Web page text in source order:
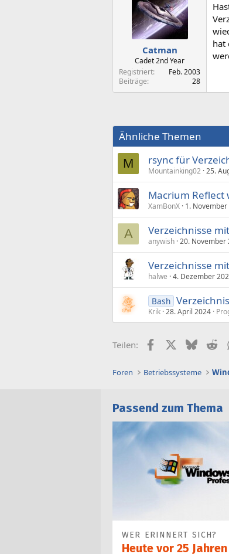
Catman
Cadet 2nd Year
Registriert
Feb. 2003
Beiträge
28
hat
Ähnliche Themen
M rsync für
Mountainking02 25.
Macrium Reflect
XamBonX 1. November
A Verzeichnisse
anywish 20. November
Verzeichnisse
halwe 4. Dezember
Bash
Krik 28. April 2024
Teilen: FacebookX (Twitter)
Bluesky
Foren Betriebssysteme
Passend zum Thema
WER ERINNERT SICH?
Heute vor 25